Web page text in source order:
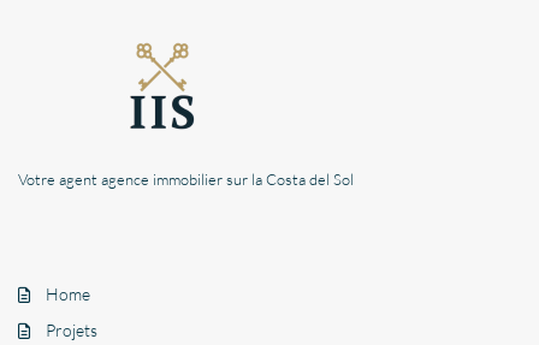
Votre agent agence immobilier sur la Costa del Sol
Home
Projets